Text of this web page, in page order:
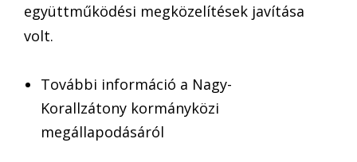
együttműködési megközelítések javítása
volt.
További információ a Nagy-
Korallzátony kormányközi
megállapodásáról